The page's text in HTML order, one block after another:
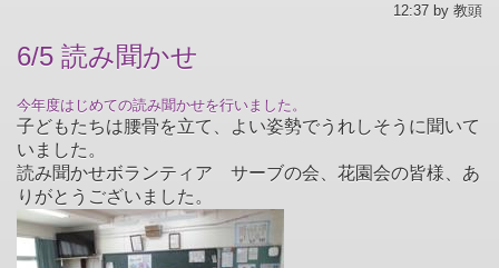
12:37 by 教頭
6/5 読み聞かせ
今年度はじめての読み聞かせを行いました。
子どもたちは腰骨を立て、よい姿勢でうれしそうに聞いて
いました。
読み聞かせボランティア サーブの会、花園会の皆様、あ
りがとうございました。